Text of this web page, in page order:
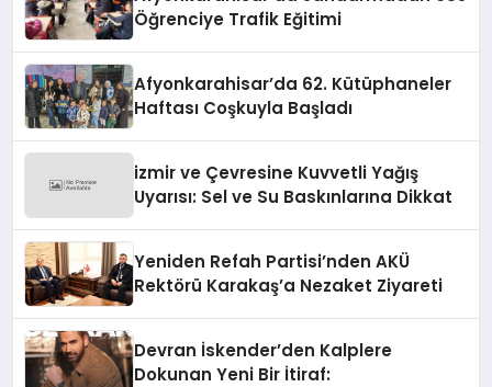
Öğrenciye Trafik Eğitimi
Afyonkarahisar’da 62. Kütüphaneler
Haftası Coşkuyla Başladı
izmir ve Çevresine Kuvvetli Yağış
Uyarısı: Sel ve Su Baskınlarına Dikkat
Yeniden Refah Partisi’nden AKÜ
Rektörü Karakaş’a Nezaket Ziyareti
Devran İskender’den Kalplere
Dokunan Yeni Bir İtiraf: